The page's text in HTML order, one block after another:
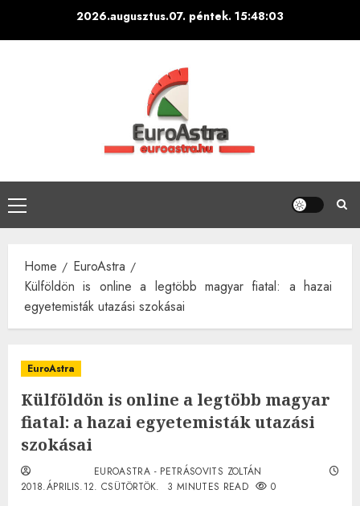
2026.augusztus.07. péntek. 15:48:03
Primary
Menu
Home
EuroAstra
Külföldön is online a legtöbb magyar fiatal: a hazai
egyetemisták utazási szokásai
EuroAstra
Külföldön is online a legtöbb magyar
fiatal: a hazai egyetemisták utazási
szokásai
EUROASTRA - PETRÁSOVITS ZOLTÁN
2018.ÁPRILIS.12. CSÜTÖRTÖK.
3 MINUTES READ 0